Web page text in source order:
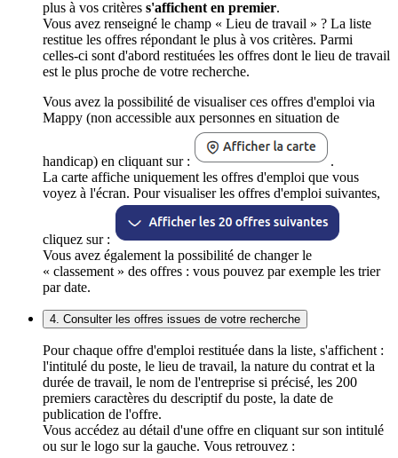
plus à vos critères s'affichent en premier.
Vous avez renseigné le champ « Lieu de travail » ? La liste
restitue les offres répondant le plus à vos critères. Parmi
celles-ci sont d'abord restituées les offres dont le lieu de travail
est le plus proche de votre recherche.
Vous avez la possibilité de visualiser ces offres d'emploi via
Mappy (non accessible aux personnes en situation de
handicap) en cliquant sur :
.
La carte affiche uniquement les offres d'emploi que vous
voyez à l'écran. Pour visualiser les offres d'emploi suivantes,
cliquez sur :
Vous avez également la possibilité de changer le
« classement » des offres : vous pouvez par exemple les trier
par date.
4. Consulter les offres issues de votre recherche
Pour chaque offre d'emploi restituée dans la liste, s'affichent :
l'intitulé du poste, le lieu de travail, la nature du contrat et la
durée de travail, le nom de l'entreprise si précisé, les 200
premiers caractères du descriptif du poste, la date de
publication de l'offre.
Vous accédez au détail d'une offre en cliquant sur son intitulé
ou sur le logo sur la gauche. Vous retrouvez :